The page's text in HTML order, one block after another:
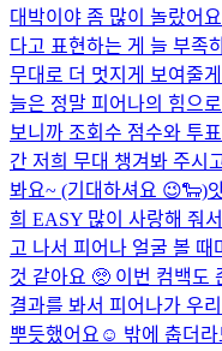
대박이야 좀 많이 놀랐어
다고 표현하는 게 늘 부족
무대로 더 멋지게 보여줄
늘은 정말 피어나의 힘으
보니까 조회수 점수와 투
간 저희 무대 챙겨봐 주시
봐요~ (기대하셔요 😉🐑)
희 EASY 많이 사랑해 줘
고 나서 피어나 얼굴 볼
것 같아요 🥺 이번 컴백도
결과를 봐서 피어나가 우
뿌듯했어요☺️ 밖에 춥더라